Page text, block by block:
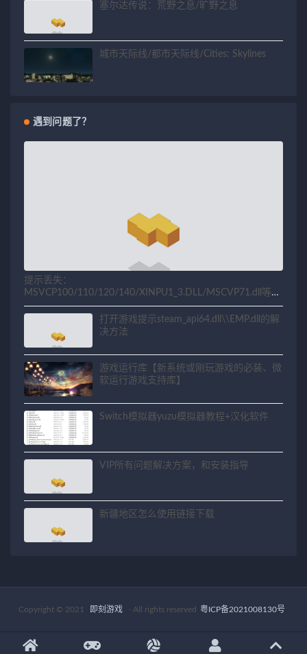
塞尔达传说：荒野之息/旷野之息
城市天际线/都市天际线/Cities: Skylines
遇到问题了？
提示丢失：
MSVCP100/110/120/140/XINPU1_3.DLL/MSCVP71.dll等相
关问题解决方法
打开游戏提示steam_api64.dll\\EMP.dll的解
决方法
游戏运行库【新系统或刚玩游戏的必装、微
软运行游戏支持库】
Switch模拟器yuzu模拟器教程+汉化软件
VIP所有问题解决方案，和安装指导
新疆地区怎么使用链接下载
Copyright © 2021 即刻游戏 - All rights reserved 粤ICP备2021008130号